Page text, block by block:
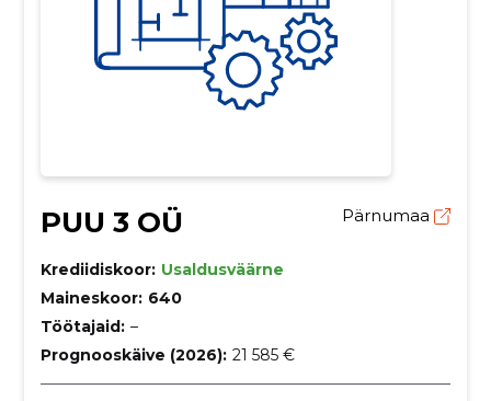
PUU 3 OÜ Pärnumaa
Krediidiskoor: Usaldusväärne
Maineskoor: 640
Töötajaid: –
Prognooskäive (2026): 21 585 €